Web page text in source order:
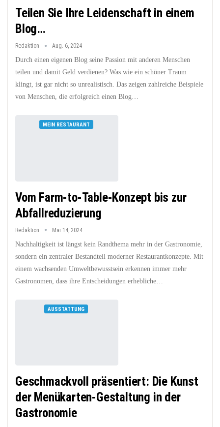
Teilen Sie Ihre Leidenschaft in einem
Blog…
Redaktion Aug. 6, 2024
Durch einen eigenen Blog seine Passion mit anderen Menschen
teilen und damit Geld verdienen? Was wie ein schöner Traum
klingt, ist gar nicht so unrealistisch. Das zeigen zahlreiche Beispiele
von Menschen, die erfolgreich einen Blog…
MEIN RESTAURANT
Vom Farm-to-Table-Konzept bis zur
Abfallreduzierung
Redaktion Mai 14, 2024
Nachhaltigkeit ist längst kein Randthema mehr in der Gastronomie,
sondern ein zentraler Bestandteil moderner Restaurantkonzepte. Mit
einem wachsenden Umweltbewusstsein erkennen immer mehr
Gastronomen, dass ihre Entscheidungen erhebliche…
AUSSTATTUNG
Geschmackvoll präsentiert: Die Kunst
der Menükarten-Gestaltung in der
Gastronomie